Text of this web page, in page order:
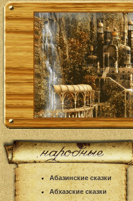
Абазинские сказки
Абхазские сказки